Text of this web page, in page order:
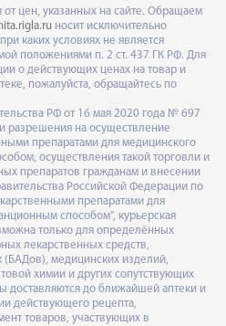
от цен, указанных на сайте. Обращаем
носит исключительно
каких условиях не является
положениями п. 2 ст. 437 ГК РФ. Для
о действующих ценах на товар и
пожалуйста, обращайтесь по
РФ от 16 мая 2020 года № 697
разрешения на осуществление
препаратами для медицинского
осуществления такой торговли и
препаратов гражданам и внесении
Российской Федерации по
препаратами для
способом", курьерская
только для определённых
лекарственных средств,
(БАДов), медицинских изделий,
химии и других сопутствующих
доставляются до ближайшей аптеки и
действующего рецепта,
товаров, участвующих в